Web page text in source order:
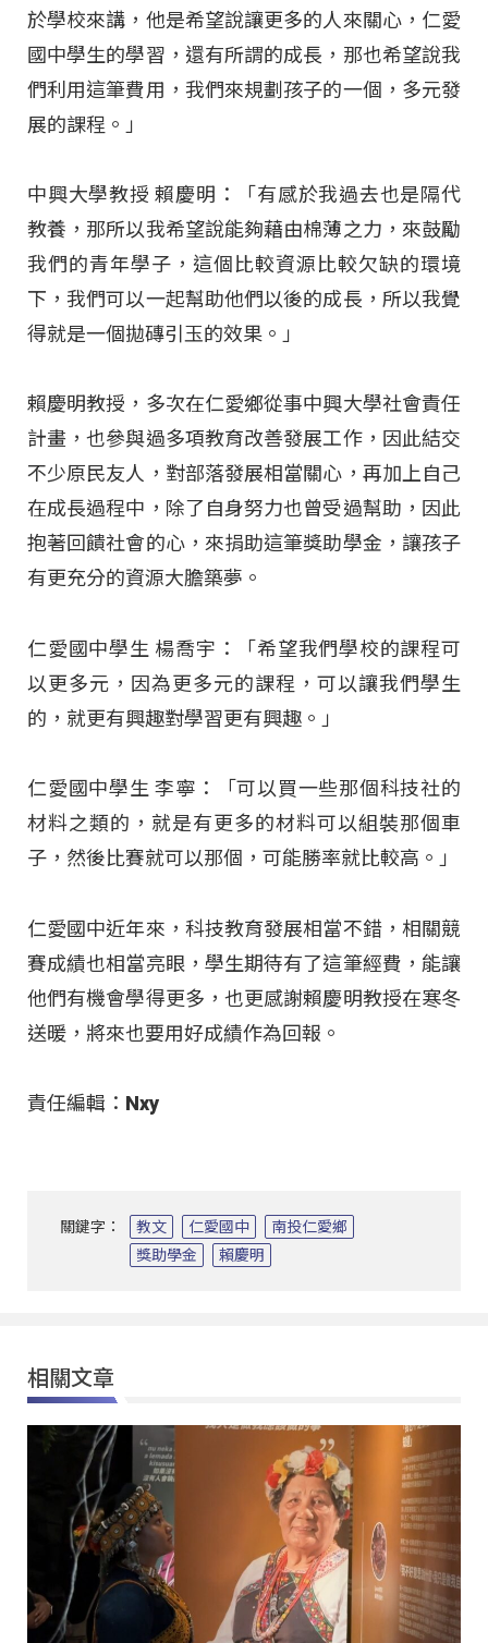
於學校來講，他是希望說讓更多的人來關心，仁愛
國中學生的學習，還有所謂的成長，那也希望說我
們利用這筆費用，我們來規劃孩子的一個，多元發
展的課程。」
中興大學教授 賴慶明：「有感於我過去也是隔代
教養，那所以我希望說能夠藉由棉薄之力，來鼓勵
我們的青年學子，這個比較資源比較欠缺的環境
下，我們可以一起幫助他們以後的成長，所以我覺
得就是一個拋磚引玉的效果。」
賴慶明教授，多次在仁愛鄉從事中興大學社會責任
計畫，也參與過多項教育改善發展工作，因此結交
不少原民友人，對部落發展相當關心，再加上自己
在成長過程中，除了自身努力也曾受過幫助，因此
抱著回饋社會的心，來捐助這筆獎助學金，讓孩子
有更充分的資源大膽築夢。
仁愛國中學生 楊喬宇：「希望我們學校的課程可
以更多元，因為更多元的課程，可以讓我們學生
的，就更有興趣對學習更有興趣。」
仁愛國中學生 李寧：「可以買一些那個科技社的
材料之類的，就是有更多的材料可以組裝那個車
子，然後比賽就可以那個，可能勝率就比較高。」
仁愛國中近年來，科技教育發展相當不錯，相關競
賽成績也相當亮眼，學生期待有了這筆經費，能讓
他們有機會學得更多，也更感謝賴慶明教授在寒冬
送暖，將來也要用好成績作為回報。
責任編輯：Nxy
關鍵字： 教文 仁愛國中
南投仁愛鄉
獎助學金
賴慶明
相關文章